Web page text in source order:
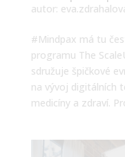
autor:
#Mindpax má tu
programu The
sdružuje špičkové
na vývoj digitálních
medicíny a zdraví.